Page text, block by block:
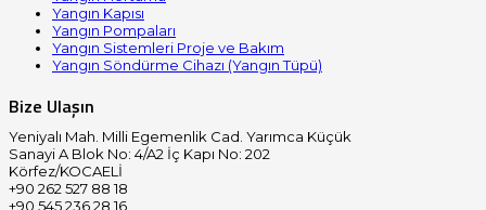
Yangın Kapısı
Yangın Pompaları
Yangın Sistemleri Proje ve Bakım
Yangın Söndürme Cihazı (Yangın Tüpü)
Bize Ulaşın
Yeniyalı Mah. Milli Egemenlik Cad. Yarımca Küçük
Sanayi A Blok No: 4/A2 İç Kapı No: 202
Körfez/KOCAELİ
+90 262 527 88 18
+90 545 236 28 16